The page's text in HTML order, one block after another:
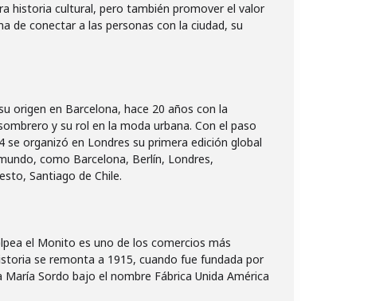
historia cultural, pero también promover el valor
de conectar a las personas con la ciudad, su
origen en Barcelona, hace 20 años con la
y su rol en la moda urbana. Con el paso
organizó en Londres su primera edición global
como Barcelona, Berlín, Londres,
Santiago de Chile.
el Monito es uno de los comercios más
se remonta a 1915, cuando fue fundada por
Sordo bajo el nombre Fábrica Unida América